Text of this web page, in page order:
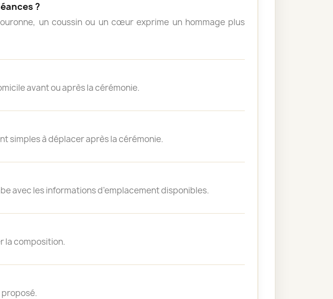
?
un coussin ou un cœur exprime un hommage plus
avant ou après la cérémonie.
simples à déplacer après la cérémonie.
avec les informations d’emplacement disponibles.
la composition.